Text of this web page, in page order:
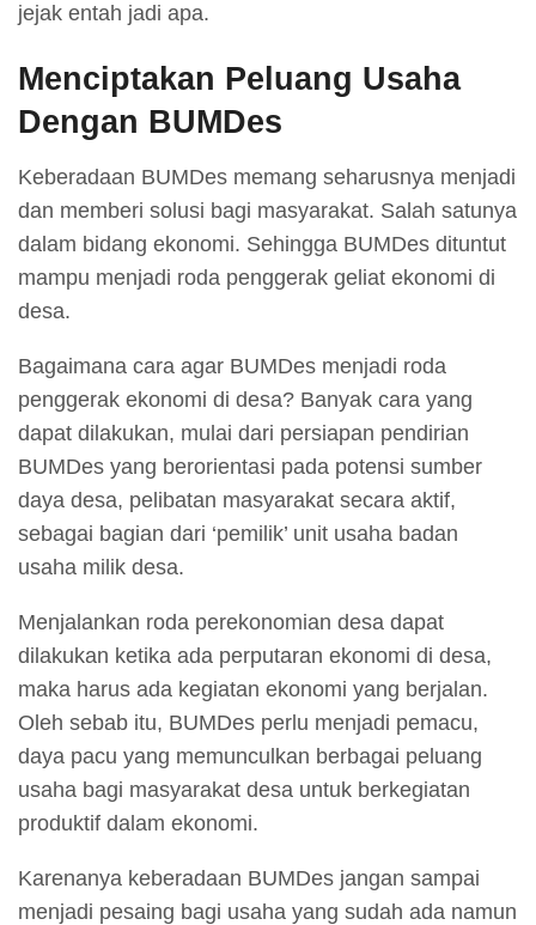
jejak entah jadi apa.
Menciptakan Peluang Usaha
Dengan BUMDes
Keberadaan BUMDes memang seharusnya menjadi
dan memberi solusi bagi masyarakat. Salah satunya
dalam bidang ekonomi. Sehingga BUMDes dituntut
mampu menjadi roda penggerak geliat ekonomi di
desa.
Bagaimana cara agar BUMDes menjadi roda
penggerak ekonomi di desa? Banyak cara yang
dapat dilakukan, mulai dari persiapan pendirian
BUMDes yang berorientasi pada potensi sumber
daya desa, pelibatan masyarakat secara aktif,
sebagai bagian dari ‘pemilik’ unit usaha badan
usaha milik desa.
Menjalankan roda perekonomian desa dapat
dilakukan ketika ada perputaran ekonomi di desa,
maka harus ada kegiatan ekonomi yang berjalan.
Oleh sebab itu, BUMDes perlu menjadi pemacu,
daya pacu yang memunculkan berbagai peluang
usaha bagi masyarakat desa untuk berkegiatan
produktif dalam ekonomi.
Karenanya keberadaan BUMDes jangan sampai
menjadi pesaing bagi usaha yang sudah ada namun